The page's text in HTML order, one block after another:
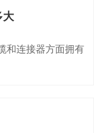
大
和连接器方面拥有